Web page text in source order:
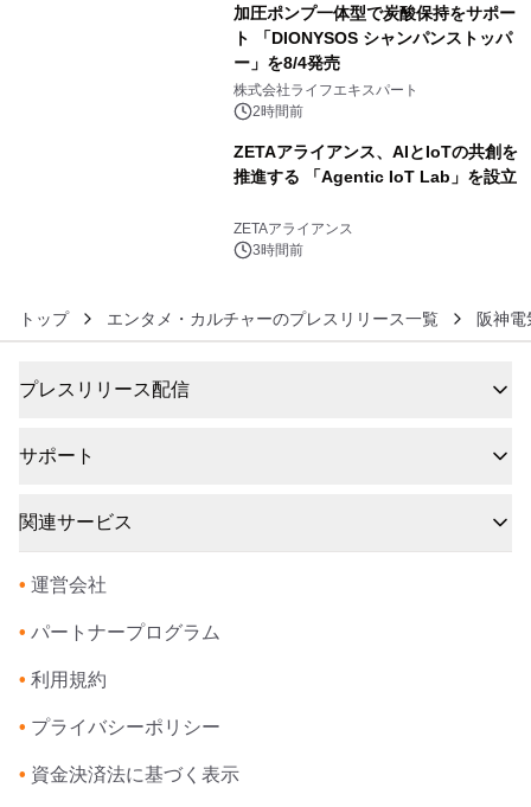
加圧ポンプ一体型で炭酸保持をサポー
ト 「DIONYSOS シャンパンストッパ
ー」を8/4発売
株式会社ライフエキスパート
2時間前
ZETAアライアンス、AIとIoTの共創を
推進する 「Agentic IoT Lab」を設立
ZETAアライアンス
3時間前
トップ エンタメ・カルチャーのプレスリリース一覧 阪神
プレスリリース配信
サポート
関連サービス
• 運営会社
• パートナープログラム
• 利用規約
• プライバシーポリシー
• 資金決済法に基づく表示